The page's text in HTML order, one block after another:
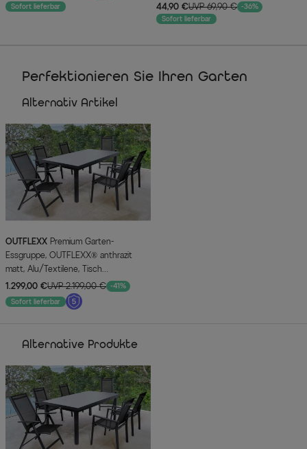
Sofort lieferbar
44,90 €UVP 69,90 € -36%
Sofort lieferbar
Perfektionieren Sie Ihren Garten
Alternativ Artikel
OUTFLEXX
Essgruppe, OUTFLEXX® anthrazit
matt, Alu/Textilene, Tisch
180/240x100cm, 4 Stapel-, 2
Klappstühle
1.299,00 €UVP 2.199,00 € -41%
Sofort lieferbar
Alternative Produkte